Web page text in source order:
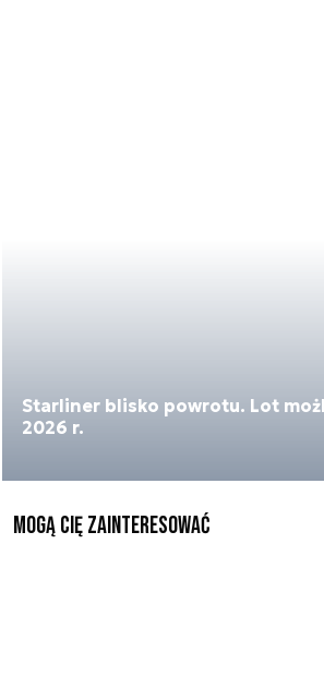
Starliner blisko powrotu. Lot
2026 r.
Mogą Cię zainteresować